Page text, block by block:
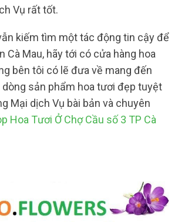
Vụ rất tốt.
kiếm tìm một tác động tin cậy để
Cà Mau, hãy tới có cửa hàng hoa
bên tôi có lẽ đưa về mang đến
sản phẩm hoa tươi đẹp tuyệt
Mại dịch Vụ bài bản và chuyên
Hoa Tươi Ở Chợ Cầu số 3 TP Cà